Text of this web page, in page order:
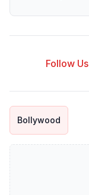
Follow
Bollywood